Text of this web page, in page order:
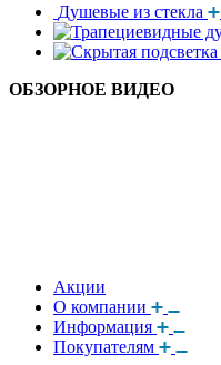
Душевые из стекла
ОБЗОРНОЕ ВИДЕО
Акции
О компании
Информация
Покупателям